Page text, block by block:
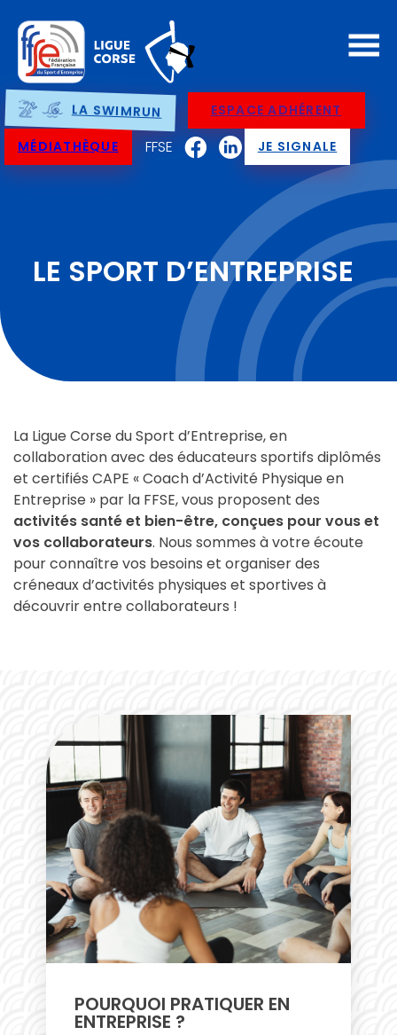
LA SWIMRUN ESPACE ADHÉRENT
MÉDIATHÈQUE FFSE JE SIGNALE
LE SPORT D’ENTREPRISE
La Ligue Corse du Sport d’Entreprise, en
collaboration avec des éducateurs sportifs diplômés
et certifiés CAPE « Coach d’Activité Physique en
Entreprise » par la FFSE, vous proposent des
activités santé et bien-être, conçues pour vous et
vos collaborateurs. Nous sommes à votre écoute
pour connaître vos besoins et organiser des
créneaux d’activités physiques et sportives à
découvrir entre collaborateurs !
POURQUOI PRATIQUER EN
ENTREPRISE ?